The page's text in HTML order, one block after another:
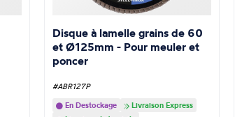
Disque à lamelle grains de 60
et Ø125mm - Pour meuler et
poncer
#ABR127P
En Destockage
Livraison Express